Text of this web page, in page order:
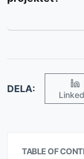
DELA:
TABLE OF